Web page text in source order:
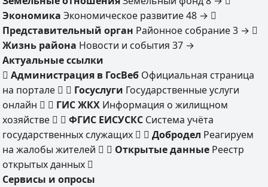
Экономика Экономическое развитие 48 →
Представительный орган Районное собрание 3 →
Жизнь района Новости и события 37 →
Актуальные ссылки
Администрация в ГосВеб Официальная страница
на портале
Госуслуги Государственные услуги
онлайн
ГИС ЖКХ Информация о жилищном
хозяйстве
ФГИС ЕИСУСКС Система учёта
государственных служащих
Добродел Реагируем
на жалобы жителей
Открытые данные Реестр
открытых данных
Сервисы и опросы